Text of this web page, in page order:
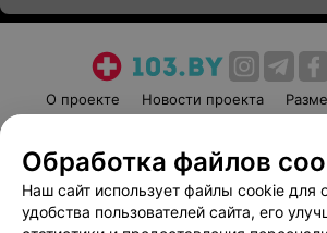
О проекте Новости проекта
Пользовательское соглашение
Вакансии
Партнеры
Написать руководителю
Обработка файлов
Наш сайт использует файлы cookie для
удобства пользователей сайта, его